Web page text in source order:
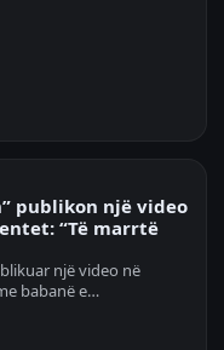
publikon një video
“Të marrtë
një video në
babanë e…